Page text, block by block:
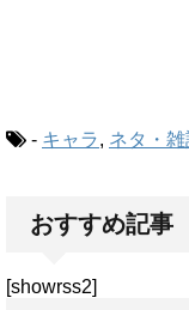
- キャラ, ネタ・雑
おすすめ記事
[showrss2]